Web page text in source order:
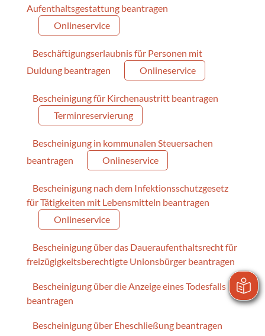
Aufenthaltsgestattung beantragen
Onlineservice
Beschäftigungserlaubnis für Personen mit
Duldung beantragen
Onlineservice
Bescheinigung für Kirchenaustritt beantragen
Terminreservierung
Bescheinigung in kommunalen Steuersachen
beantragen
Onlineservice
Bescheinigung nach dem Infektionsschutzgesetz
für Tätigkeiten mit Lebensmitteln beantragen
Onlineservice
Bescheinigung über das Daueraufenthaltsrecht für
freizügigkeitsberechtigte Unionsbürger beantragen
Bescheinigung über die Anzeige eines Todesfalls
beantragen
Bescheinigung über Eheschließung beantragen